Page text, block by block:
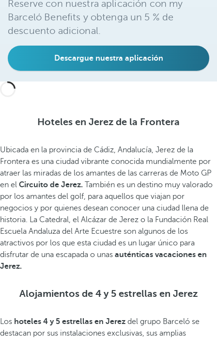
Reserve con nuestra aplicación con my
Barceló Benefits y obtenga un 5 % de
descuento adicional.
Descargue nuestra aplicación
Hoteles en Jerez de la Frontera
Ubicada en la provincia de Cádiz, Andalucía, Jerez de la
Frontera es una ciudad vibrante conocida mundialmente por
atraer las miradas de los amantes de las carreras de Moto GP
en el Circuito de Jerez. También es un destino muy valorado
por los amantes del golf, para aquellos que viajan por
negocios y por quienes desean conocer una ciudad llena de
historia. La Catedral, el Alcázar de Jerez o la Fundación Real
Escuela Andaluza del Arte Ecuestre son algunos de los
atractivos por los que esta ciudad es un lugar único para
disfrutar de una escapada o unas auténticas vacaciones en
Jerez.
Alojamientos de 4 y 5 estrellas en Jerez
Los hoteles 4 y 5 estrellas en Jerez del grupo Barceló se
destacan por sus instalaciones exclusivas, sus amplias